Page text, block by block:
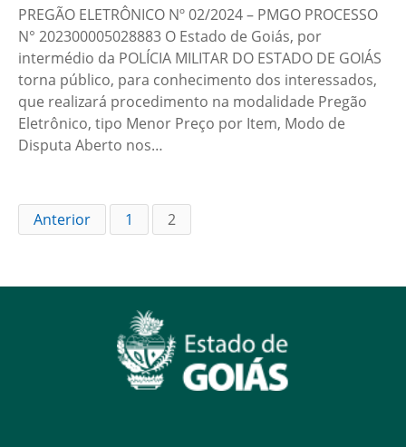
PREGÃO ELETRÔNICO Nº 02/2024 – PMGO PROCESSO
N° 202300005028883 O Estado de Goiás, por
intermédio da POLÍCIA MILITAR DO ESTADO DE GOIÁS
torna público, para conhecimento dos interessados,
que realizará procedimento na modalidade Pregão
Eletrônico, tipo Menor Preço por Item, Modo de
Disputa Aberto nos…
Anterior 1 2